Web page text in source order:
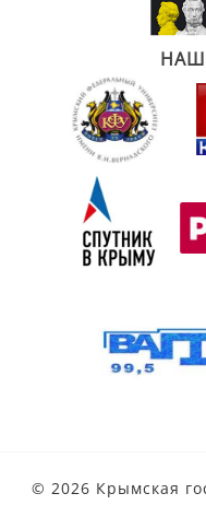
© 2026 Крымская